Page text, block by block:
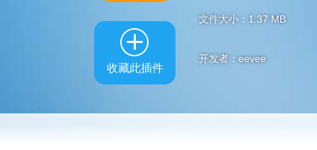
收藏此插件
文件大小：1.37 MB
开发者：eevee